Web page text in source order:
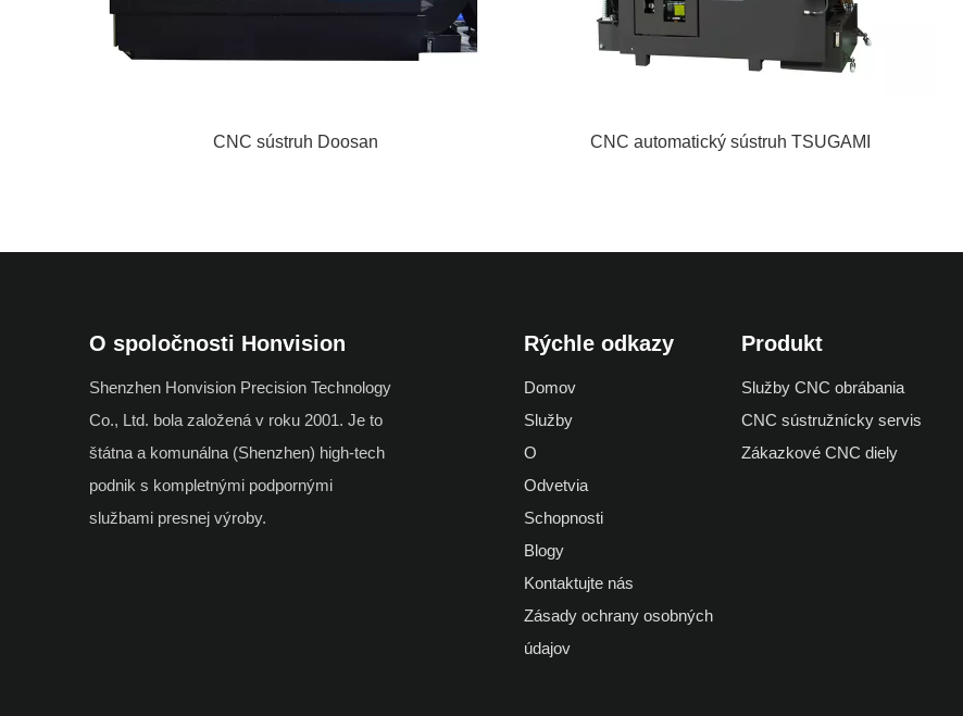
CNC sústruh Doosan CNC automatický sústruh TSUGAMI
O spoločnosti Honvision
Shenzhen Honvision Precision Technology
Co., Ltd. bola založená v roku 2001. Je to
štátna a komunálna (Shenzhen) high-tech
podnik s kompletnými podpornými
službami presnej výroby.
Rýchle odkazy
Domov
Služby
O
Odvetvia
Schopnosti
Blogy
Kontaktujte nás
Zásady ochrany osobných
údajov
Produkt
Služby CNC obrábania
CNC sústružnícky servis
Zákazkové CNC diely